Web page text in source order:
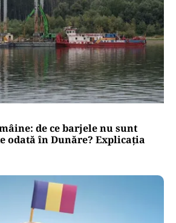
de ce barjele nu sunt
odată în Dunăre? Explicația